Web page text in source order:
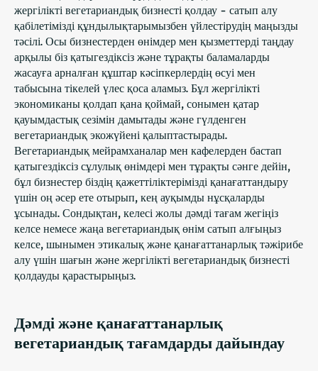
жергілікті вегетариандық бизнесті қолдау - сатып алу
қабілетімізді құндылықтарымызбен үйлестірудің маңызды
тәсілі. Осы бизнестерден өнімдер мен қызметтерді таңдау
арқылы біз қатыгездіксіз және тұрақты баламаларды
жасауға арналған құштар кәсіпкерлердің өсуі мен
табысына тікелей үлес қоса аламыз. Бұл жергілікті
экономиканы қолдап қана қоймай, сонымен қатар
қауымдастық сезімін дамытады және гүлденген
вегетариандық экожүйені қалыптастырады.
Вегетариандық мейрамханалар мен кафелерден бастап
қатыгездіксіз сұлулық өнімдері мен тұрақты сәнге дейін,
бұл бизнестер біздің қажеттіліктерімізді қанағаттандыру
үшін оң әсер ете отырып, кең ауқымды нұсқаларды
ұсынады. Сондықтан, келесі жолы дәмді тағам жегіңіз
келсе немесе жаңа вегетариандық өнім сатып алғыңыз
келсе, шынымен этикалық және қанағаттанарлық тәжірибе
алу үшін шағын және жергілікті вегетариандық бизнесті
қолдауды қарастырыңыз.
Дәмді және қанағаттанарлық
вегетариандық тағамдарды дайындау